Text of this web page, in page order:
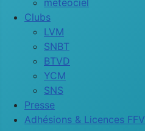
meteociel
Clubs
LVM
SNBT
BTVD
YCM
SNS
Presse
Adhésions & Licences FFV